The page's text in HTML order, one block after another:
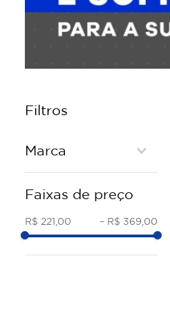
Filtros
Marca
Faixas de preço
R$ 221,00 – R$ 369,00